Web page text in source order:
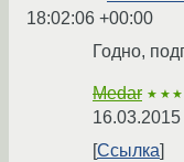
18:02:06 +00:00
Годно,
Medar
Ссылка